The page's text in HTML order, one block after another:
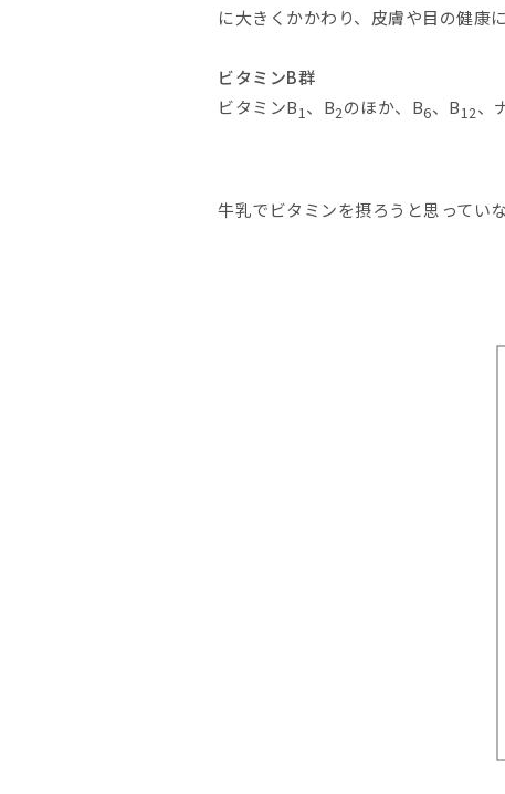
に大きくかかわり、皮膚や目の健康
ビタミンB群
ビタミンB1、B2のほか、B6、B12、
牛乳でビタミンを摂ろうと思ってい